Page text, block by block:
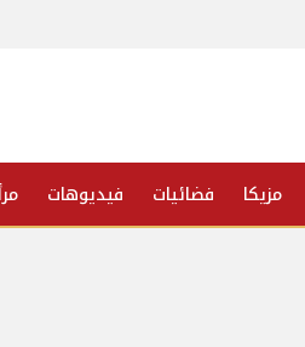
مزيكا فضائيات فيديوهات